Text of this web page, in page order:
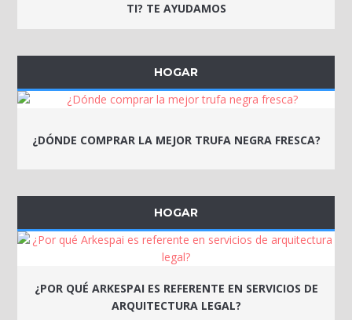
TI? TE AYUDAMOS
HOGAR
¿DÓNDE COMPRAR LA MEJOR TRUFA NEGRA FRESCA?
HOGAR
¿POR QUÉ ARKESPAI ES REFERENTE EN SERVICIOS DE
ARQUITECTURA LEGAL?